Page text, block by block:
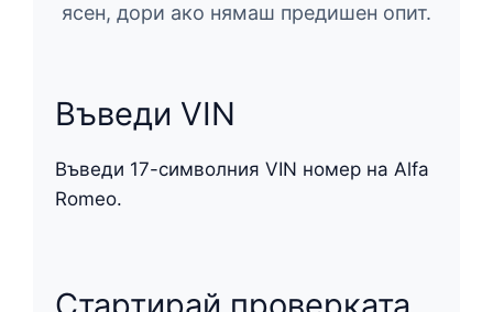
ясен, дори ако нямаш предишен опит.
Въведи VIN
Въведи 17-символния VIN номер на Alfa
Romeo.
Стартирай проверката